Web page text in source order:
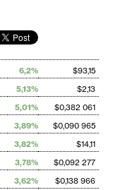
6,2%
$93,15
5,13%
$2,13
5,01%
$0,382 061
3,89%
$0,090 965
3,82%
$14,11
3,78%
$0,092 277
3,62%
$0,138 966